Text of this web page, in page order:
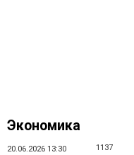
Экономика
20.06.2026 13:30 1137